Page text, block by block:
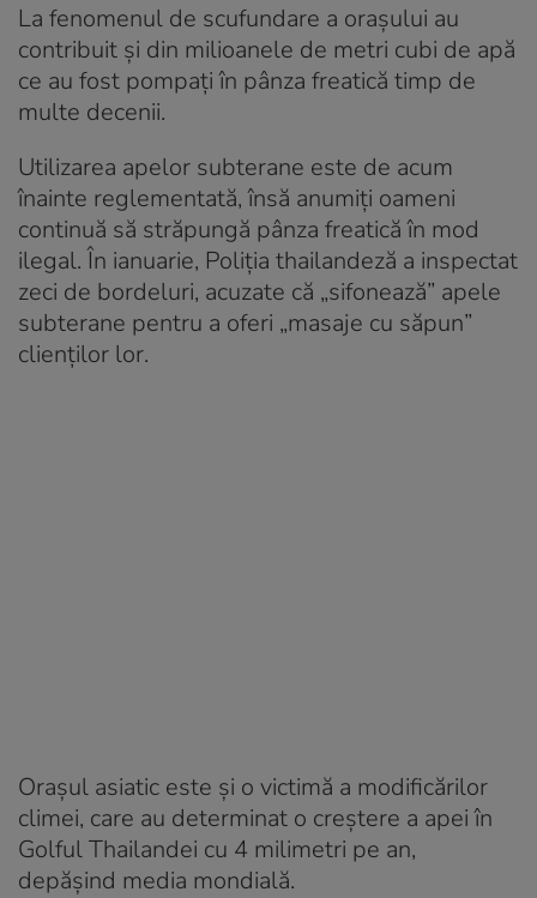
La fenomenul de scufundare a oraşului au
contribuit şi din milioanele de metri cubi de apă
ce au fost pompaţi în pânza freatică timp de
multe decenii.
Utilizarea apelor subterane este de acum
înainte reglementată, însă anumiţi oameni
continuă să străpungă pânza freatică în mod
ilegal. În ianuarie, Poliţia thailandeză a inspectat
zeci de bordeluri, acuzate că „sifonează” apele
subterane pentru a oferi „masaje cu săpun”
clienţilor lor.
Oraşul asiatic este şi o victimă a modificărilor
climei, care au determinat o creştere a apei în
Golful Thailandei cu 4 milimetri pe an,
depăşind media mondială.